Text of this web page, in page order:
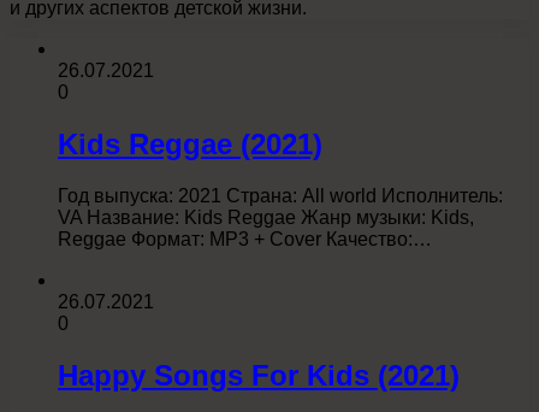
и других аспектов детской жизни.
26.07.2021
0
Kids Reggae (2021)
Год выпуска: 2021 Страна: All world Исполнитель:
VA Название: Kids Reggae Жанр музыки: Kids,
Reggae Формат: MP3 + Cover Качество:…
26.07.2021
0
Happy Songs For Kids (2021)